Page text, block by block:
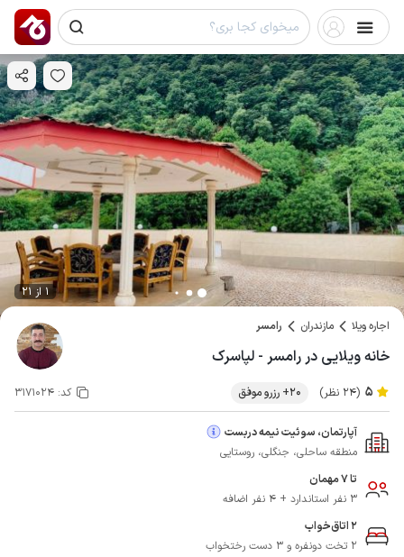
1 از 21
اجاره ویلا مازندران رامسر
خانه ویلایی در رامسر - لپاسرک
5 (24 نظر) 20+ رزرو موفق کد: 3171024
آپارتمان، سوئیت نیمه دربست
منطقه ساحلی، جنگلی، روستایی
تا 7 مهمان
3 نفر استاندارد + 4 نفر اضافه
2 اتاق‌خواب
2 تخت دونفره و 3 دست رختخواب